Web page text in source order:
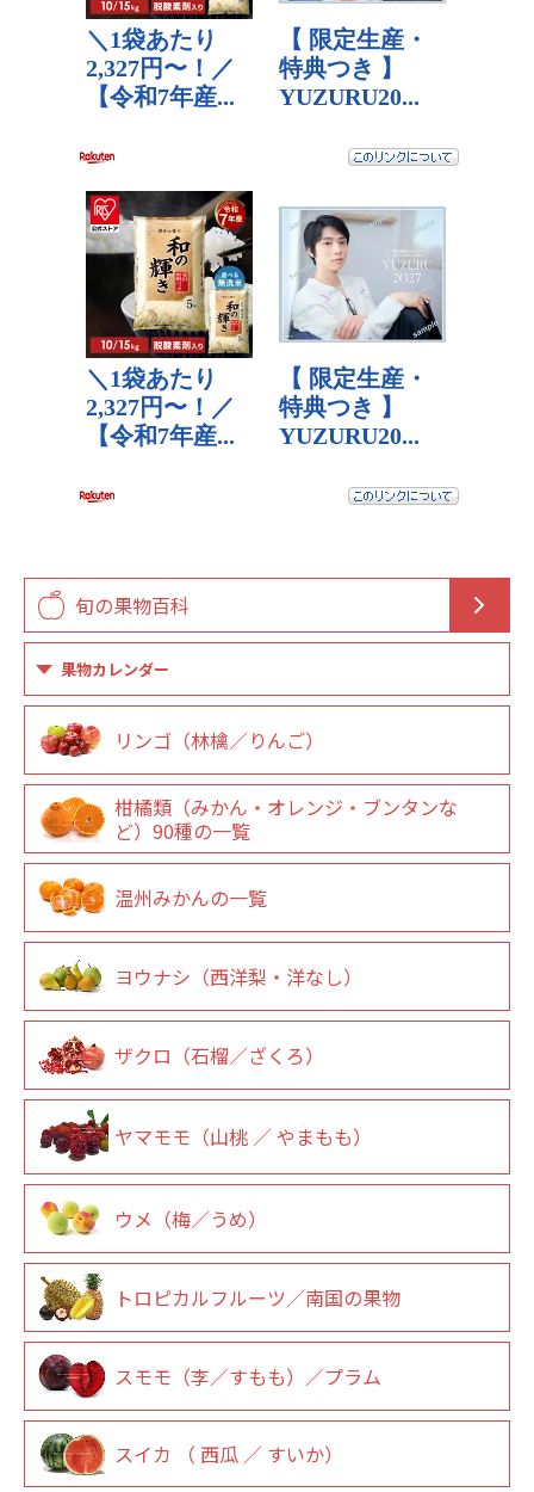
旬の果物百科
果物カレンダー
リンゴ（林檎／りんご）
柑橘類（みかん・オレンジ・ブンタンな
ど）90種の一覧
温州みかんの一覧
ヨウナシ（西洋梨・洋なし）
ザクロ（石榴／ざくろ）
ヤマモモ（山桃 ／ やまもも）
ウメ（梅／うめ）
トロピカルフルーツ／南国の果物
スモモ（李／すもも）／プラム
スイカ （ 西瓜 ／ すいか）